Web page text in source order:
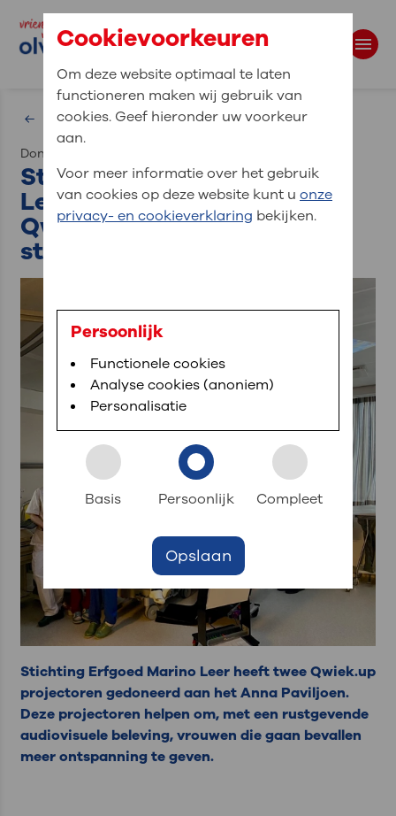
Waar bent u naar op zoek?
Zoekwoorden
Overzicht nieuws
donderdag 27 februari 2025
Stichting Erfgoed Marino
Leer schenkt OLVG twee
Qwiek.up’s voor minder
stress bij bevallingen
Stichting Erfgoed Marino Leer heeft twee Qwiek.up
projectoren gedoneerd aan het Anna Paviljoen.
Deze projectoren helpen om, met een rustgevende
audiovisuele beleving, vrouwen die gaan bevallen
meer ontspanning te geven.
Cookievoorkeuren
Om deze website optimaal te laten
functioneren maken wij gebruik van
cookies. Geef hieronder uw voorkeur
aan.
Voor meer informatie over het gebruik
van cookies op deze website kunt u onze
privacy- en cookieverklaring bekijken.
Persoonlijk
Functionele cookies
Analyse cookies (anoniem)
Personalisatie
Basis Persoonlijk Compleet
Opslaan